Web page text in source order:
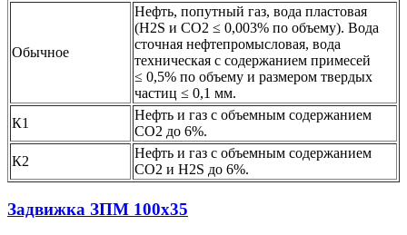
Обычное
Нефть, попутный газ, вода пластовая
(H2S и CO2 ≤ 0,003% по объему). Вода
сточная нефтепромысловая, вода
техническая с содержанием примесей
≤ 0,5% по объему и размером твердых
частиц ≤ 0,1 мм.
К1
Нефть и газ с объемным содержанием
CO2 до 6%.
К2
Нефть и газ с объемным содержанием
CO2 и H2S до 6%.
Задвижка ЗПМ 100х35